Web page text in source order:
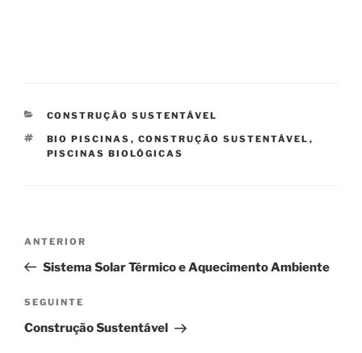
CATEGORIAS
CONSTRUÇÃO SUSTENTÁVEL
ETIQUETAS
BIO PISCINAS , CONSTRUÇÃO SUSTENTÁVEL ,
PISCINAS BIOLÓGICAS
artigos
Conteúdo
anterior
ANTERIOR
Sistema Solar Térmico e Aquecimento Ambiente
Conteúdo
seguinte
SEGUINTE
Construção Sustentável